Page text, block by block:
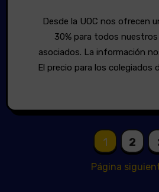
Desde la UOC nos ofrecen un descuento del
30% para todos
asociados. La información
El precio para los colegiados
Paginación
1 2
Página